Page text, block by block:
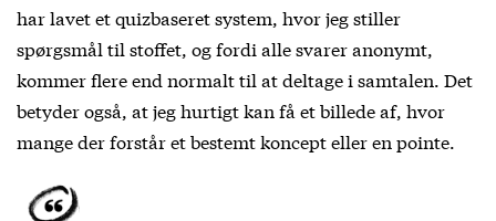
har lavet et quizbaseret system, hvor jeg stiller
spørgsmål til stoffet, og fordi alle svarer anonymt,
kommer flere end normalt til at deltage i samtalen. Det
betyder også, at jeg hurtigt kan få et billede af, hvor
mange der forstår et bestemt koncept eller en pointe.